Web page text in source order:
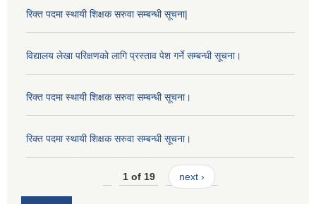
रिक्त पदमा स्थायी शिक्षक सरुवा सम्बन्धी सूचना|
विद्यालय लेखा परिक्षणको लागि प्रस्ताव पेश गर्ने सम्बन्धी सूचना।
रिक्त पदमा स्थायी शिक्षक सरुवा सम्बन्धी सूचना।
रिक्त पदमा स्थायी शिक्षक सरुवा सम्बन्धी सूचना।
1 of 19 next ›